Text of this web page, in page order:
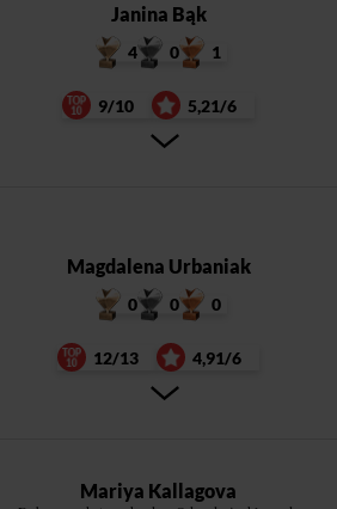
Janina Bąk
4 0 1
9/10 5,21/6
Magdalena Urbaniak
0 0 0
12/13 4,91/6
Mariya Kallagova